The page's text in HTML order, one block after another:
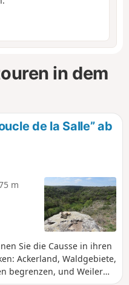
in dem
de la Salle” ab
m
Sie die Causse in ihren
Ackerland, Waldgebiete,
begrenzen, und Weiler